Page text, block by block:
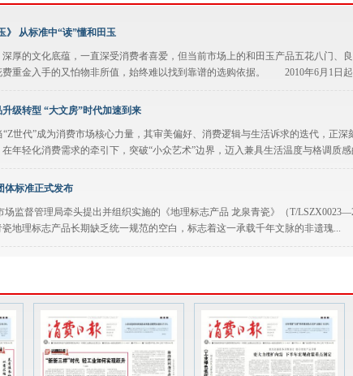
》 从标准中“读”懂和田玉
的文化底蕴，一直深受消费者喜爱，但当前市场上的和田玉产品五花八门、
费重金入手的又怕物非所值，始终难以找到靠谱的选购依据。 2010年6月1日
级转型 “大文房”时代加速到来
”成为消费市场核心力量，其审美偏好、消费逻辑与生活诉求的迭代，正深
年轻化消费需求的牵引下，突破“小众艺术”边界，迈入兼具生活温度与格调质感
体标准正式发布
督管理局牵头提出并组织实施的《地理标志产品 龙泉青瓷》（T/
地理标志产品长期缺乏统一规范的空白，标志着这一承载千年文脉的非遗瑰...
晓琪诉东莞市闽峰新型材料有限公司、黄巧婷（东劳人仲院厚街庭收字
根据《劳动人事争议仲裁办案规则》第二十条的规定，向你公告应诉通知书及
章
月生于浙江湖州，湖州市工艺美术大师、浙江省工艺美术大师、毛笔制作工